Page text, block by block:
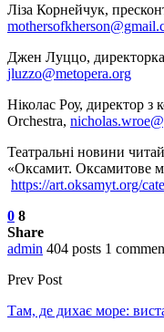
Ліза Корнейчук,
Джен Луццо, директорка
jluzzo@metopera.org
Ніколас Роу, директор з
Orchestra,
Театральні новини
«Оксамит. Оксамитове
https://art.oksamyt.org/
0 8
Share
admin 404 posts 1
Prev Post
Там, де дихає море: